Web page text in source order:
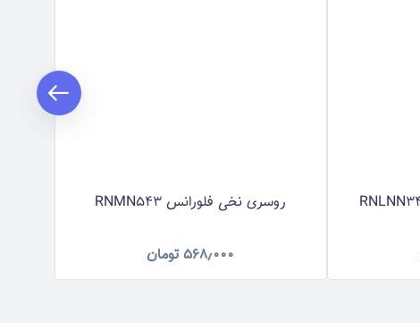
روسری نخی فلورانس RNMN543
۵۶۸٫۰۰۰ تومان